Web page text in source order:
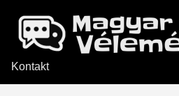
Kontakt